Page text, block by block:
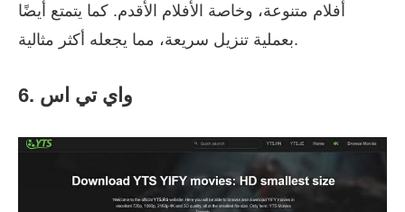
أفلام متنوعة، وخاصة الأفلام الأقدم. كما يتمتع أيضًا
بعملية تنزيل سريعة، مما يجعله أكثر مثالية.
6. واي تي اس